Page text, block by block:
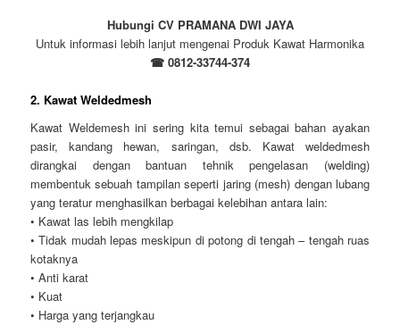
Hubungi CV PRAMANA DWI JAYA
Untuk informasi lebih lanjut mengenai Produk Kawat Harmonika
☎ 0812-33744-374
2. Kawat Weldedmesh
Kawat Weldemesh ini sering kita temui sebagai bahan ayakan
pasir, kandang hewan, saringan, dsb. Kawat weldedmesh
dirangkai dengan bantuan tehnik pengelasan (welding)
membentuk sebuah tampilan seperti jaring (mesh) dengan lubang
yang teratur menghasilkan berbagai kelebihan antara lain:
• Kawat las lebih mengkilap
• Tidak mudah lepas meskipun di potong di tengah – tengah ruas
kotaknya
• Anti karat
• Kuat
• Harga yang terjangkau